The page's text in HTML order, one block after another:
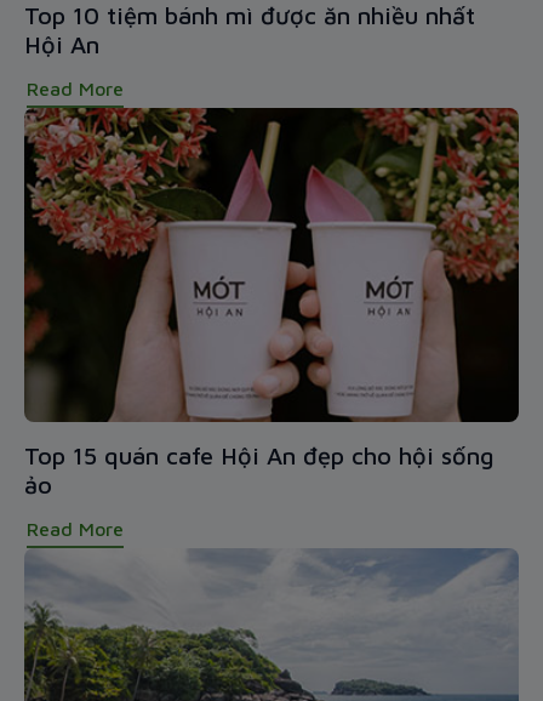
Top 10 tiệm bánh mì được ăn nhiều nhất
Hội An
Read More
Top 15 quán cafe Hội An đẹp cho hội sống
ảo
Read More